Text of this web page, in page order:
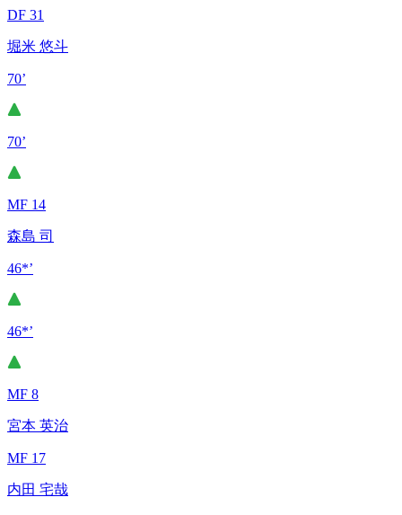
DF 31
堀米 悠斗
70’
70’
MF 14
森島 司
46*’
46*’
MF 8
宮本 英治
MF 17
内田 宅哉